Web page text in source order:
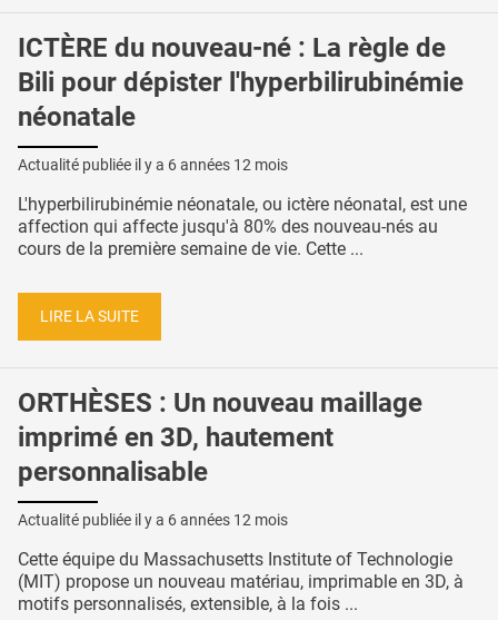
ICTÈRE du nouveau-né : La règle de
Bili pour dépister l'hyperbilirubinémie
néonatale
Actualité publiée il y a 6 années 12 mois
L'hyperbilirubinémie néonatale, ou ictère néonatal, est une
affection qui affecte jusqu'à 80% des nouveau-nés au
cours de la première semaine de vie. Cette ...
LIRE LA SUITE
ORTHÈSES : Un nouveau maillage
imprimé en 3D, hautement
personnalisable
Actualité publiée il y a 6 années 12 mois
Cette équipe du Massachusetts Institute of Technologie
(MIT) propose un nouveau matériau, imprimable en 3D, à
motifs personnalisés, extensible, à la fois ...